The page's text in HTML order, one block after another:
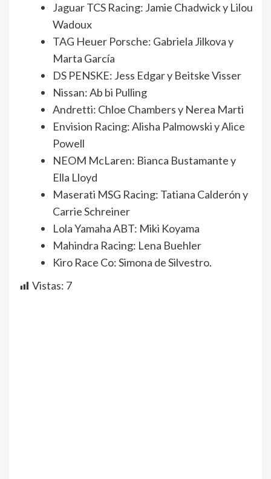
Jaguar TCS Racing: Jamie Chadwick y Lilou
Wadoux
TAG Heuer Porsche: Gabriela Jilkova y
Marta García
DS PENSKE: Jess Edgar y Beitske Visser
Nissan: Ab bi Pulling
Andretti: Chloe Chambers y Nerea Marti
Envision Racing: Alisha Palmowski y Alice
Powell
NEOM McLaren: Bianca Bustamante y
Ella Lloyd
Maserati MSG Racing: Tatiana Calderón y
Carrie Schreiner
Lola Yamaha ABT: Miki Koyama
Mahindra Racing: Lena Buehler
Kiro Race Co: Simona de Silvestro.
Vistas: 7